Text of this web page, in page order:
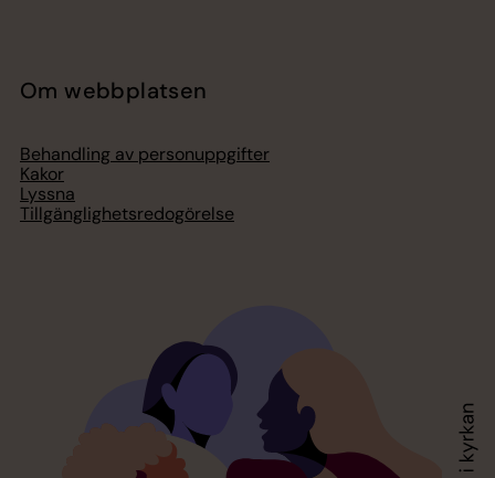
Om webbplatsen
Behandling av personuppgifter
Kakor
Lyssna
Tillgänglighetsredogörelse